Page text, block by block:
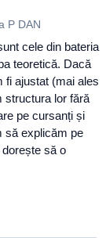
P DAN
cele din bateria
teoretică. Dacă
fi ajustat (mai ales
structura lor fără
pe cursanți și
să explicăm pe
să o